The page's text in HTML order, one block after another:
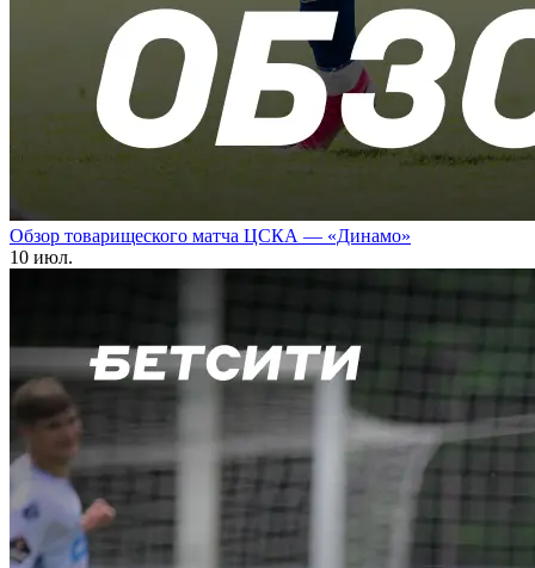
Обзор товарищеского матча ЦСКА — «Динамо»
10 июл.